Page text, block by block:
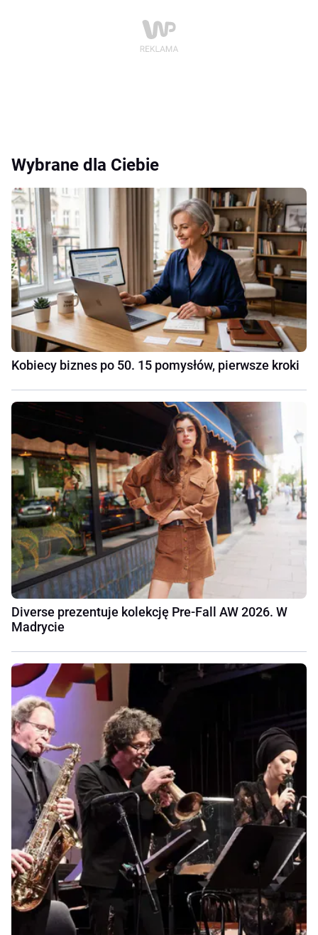
Wybrane dla Ciebie
Kobiecy biznes po 50. 15 pomysłów, pierwsze kroki
Diverse prezentuje kolekcję Pre-Fall AW 2026. W
Madrycie